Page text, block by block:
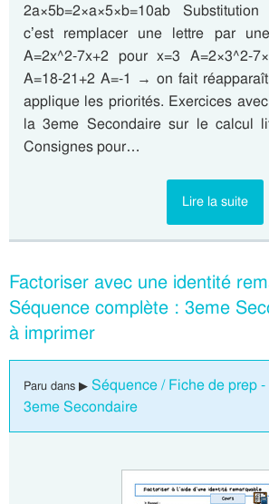
2a×5b=2×a×5×b=10ab
c’est remplacer une lettre par
A=2x^2-7x+2 pour x=3 A=2×3^2-
A=18-21+2 A=-1 → on fait
applique les priorités. Exercices
la 3eme Secondaire sur le calcul
Consignes pour…
Lire la suite
Factoriser avec une identité
Séquence complète : 3eme
à imprimer
Paru dans ▶ Séquence / Fiche de prep
3eme Secondaire